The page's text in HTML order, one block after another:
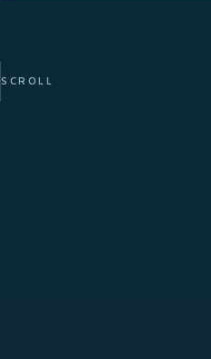
SCROLL